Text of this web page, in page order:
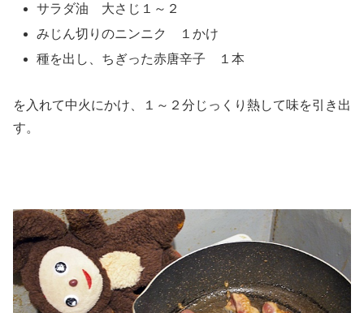
サラダ油 大さじ１～２
みじん切りのニンニク １かけ
種を出し、ちぎった赤唐辛子 １本
を入れて中火にかけ、１～２分じっくり熱して味を引き出
す。